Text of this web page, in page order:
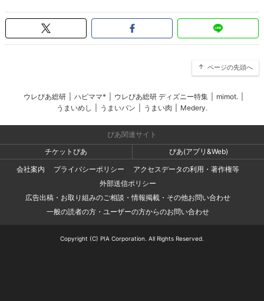
ページの先頭へ
ウレぴあ総研 ハピママ* ウレぴあ総研 ディズニー特集 mimot.
うまいめし
うまいパン うまい肉 Medery.
ぴあ関連サイト
チケットぴあ
ぴあ(アプリ&Web)
会社案内
プライバシーポリシー
アクセスデータの利用・著作権等
外部送信ポリシー
広告出稿・お取り組みのご相談・情報掲載・その他お問い合わせ
一般の読者の方・ユーザーの方からのお問い合わせ
Copyright (C) PIA Corporation. All Rights Reserved.